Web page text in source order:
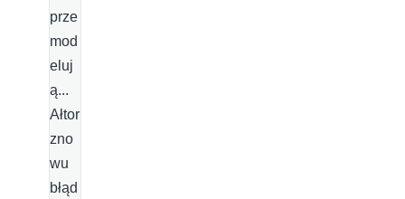
prze
mod
eluj
ą...
Ałtor
zno
wu
błąd